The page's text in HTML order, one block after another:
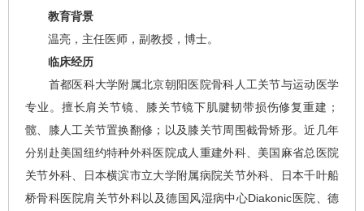
教育背景
温亮，主任医师，副教授，博士。
临床经历
首都医科大学附属北京朝阳医院骨科人工关节与运动医学
专业。擅长肩关节镜、膝关节镜下肌腱韧带损伤修复重建；
髋、膝人工关节置换翻修；以及膝关节周围截骨矫形。近几年
分别赴美国纽约特种外科医院成人重建外科、美国麻省总医院
关节外科、日本横滨市立大学附属病院关节外科、日本千叶船
桥骨科医院肩关节外科以及德国风湿病中心Diakonic医院、德